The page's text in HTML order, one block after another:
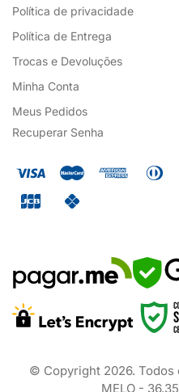
Política de privacidade
Política de Entrega
Trocas e Devoluções
Minha Conta
Meus Pedidos
Recuperar Senha
© Copyright 2026. Todos
MELO -